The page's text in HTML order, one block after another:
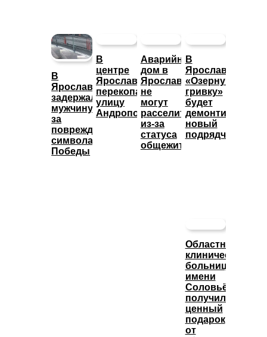
В
Ярославле
задержали
мужчину
за
повреждение
символа
Победы
В
центре
Ярославля
перекопали
улицу
Андропова
Аварийный
дом в
Ярославле
не
могут
расселить
из-за
статуса
общежития
В
Ярославле
«Озерную
гривку»
будет
демонтировать
новый
подрядчик
Областная
клиническая
больница
имени
Соловьёва
получила
ценный
подарок
от